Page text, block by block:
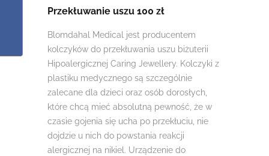
Przekłuwanie uszu 100 zł
Blomdahal Medical jest producentem
kolczyków do przekłuwania uszu biżuterii
Hipoalergicznej Caring Jewellery. Kolczyki z
plastiku medycznego są szczególnie
zalecane dla dzieci oraz osób dorosłych,
które chcą mieć absolutną pewność, że w
czasie gojenia się ucha po przekłuciu, nie
dojdzie u nich do powstania reakcji
alergicznej na nikiel. Urządzenie do